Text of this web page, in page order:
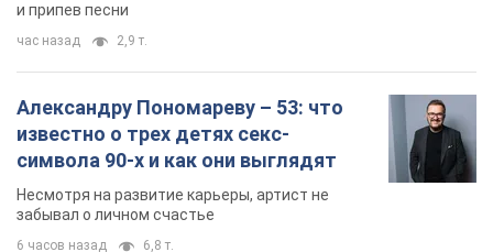
В ПриватБанке рассказали,
действительны ли доллары 1996
года: принимают ли обменники и
банки такие купюры
Что делать, если банки и обменники не
принимают старые доллары
8 часов назад 59,4 т.